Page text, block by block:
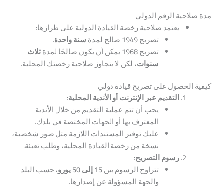
مدة صلاحية الرقم الدولي
يعتمد صلاحية رخصة القيادة الدولية على طرازها:
تصريح 1949 صالح لمدة
سنة واحدة.
تصريح 1968 يمكن أن يكون صالحًا لمدة
ثلاث
سنوات، لكن لا يتجاوز صلاحية رخصتك المحلية.
كيفية الحصول على تصريح قيادة دولي
التقديم عبر الإنترنت أو الأندية المحلية:
يجب أن تتم عملية التقديم من خلال الأندية
المعترف بها أو الجهات المختصة في بلدك.
عليك توفير المستندات اللازمة مثل صور شخصية،
نسخة من رخصة القيادة المحلية، وطلب تعبئة.
رسوم التصريح:
تتراوح الرسوم بين15 إلى 50 يورو
، حسب البلد
والجهة المسؤولة عن إصدارها.